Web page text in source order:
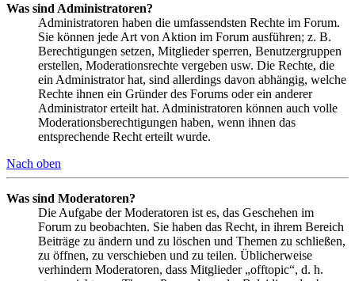
Was sind Administratoren?
Administratoren haben die umfassendsten Rechte im Forum.
Sie können jede Art von Aktion im Forum ausführen; z. B.
Berechtigungen setzen, Mitglieder sperren, Benutzergruppen
erstellen, Moderationsrechte vergeben usw. Die Rechte, die
ein Administrator hat, sind allerdings davon abhängig, welche
Rechte ihnen ein Gründer des Forums oder ein anderer
Administrator erteilt hat. Administratoren können auch volle
Moderationsberechtigungen haben, wenn ihnen das
entsprechende Recht erteilt wurde.
Nach oben
Was sind Moderatoren?
Die Aufgabe der Moderatoren ist es, das Geschehen im
Forum zu beobachten. Sie haben das Recht, in ihrem Bereich
Beiträge zu ändern und zu löschen und Themen zu schließen,
zu öffnen, zu verschieben und zu teilen. Üblicherweise
verhindern Moderatoren, dass Mitglieder „offtopic“, d. h.